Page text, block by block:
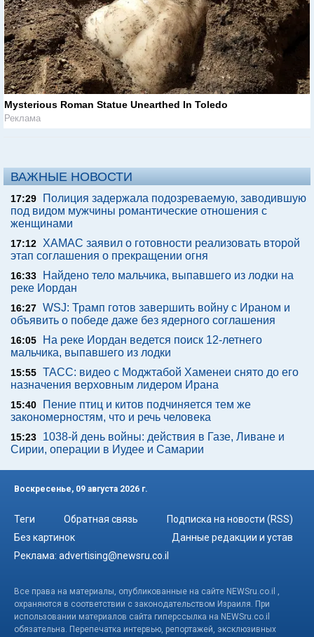
Mysterious Roman Statue Unearthed In Toledo
Реклама
ВАЖНЫЕ НОВОСТИ
17:29
Полиция задержала подозреваемую, заводившую
под видом мужчины романтические отношения с
женщинами
17:12 ХАМАС заявил о готовности реализовать второй
этап соглашения о прекращении огня
16:33
Найдено тело мальчика, выпавшего из лодки на
реке Иордан
16:27 WSJ: Трамп готов завершить войну с Ираном и
объявить о победе даже без ядерного соглашения
16:05
На реке Иордан ведется поиск 12-летнего
мальчика, выпавшего из лодки
15:55 ТАСС: видео с Моджтабой Хаменеи снято до его
назначения верховным лидером Ирана
15:40
Пение птиц и китов подчиняется тем же
закономерностям, что и речь человека
15:23
1038-й день войны: действия в Газе, Ливане и
Сирии, операции в Иудее и Самарии
Воскресенье, 09 августа 2026 г.
Теги Обратная связь
Подписка на новости (RSS)
Без картинок
Данные редакции и устав
Реклама: advertising@newsru.co.il
Все права на материалы, опубликованные на сайте NEWSru.co.il ,
охраняются в соответствии с законодательством Израиля. При
использовании материалов сайта гиперссылка на NEWSru.co.il
обязательна. Перепечатка интервью, репортажей, эксклюзивных